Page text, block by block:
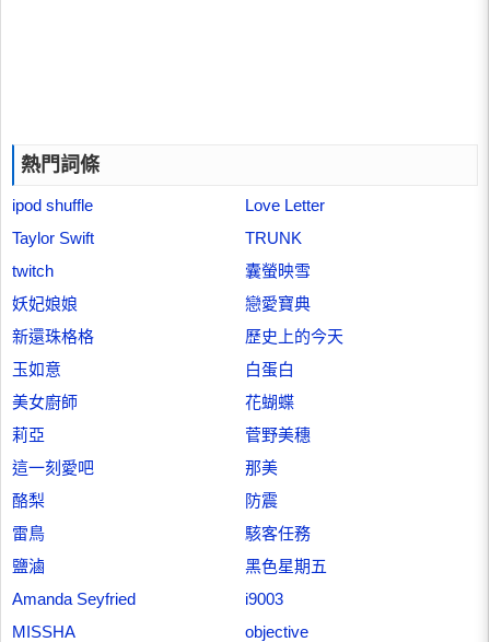
熱門詞條
ipod shuffle
Love Letter
Taylor Swift
TRUNK
twitch
囊螢映雪
妖妃娘娘
戀愛寶典
新還珠格格
歷史上的今天
玉如意
白蛋白
美女廚師
花蝴蝶
莉亞
菅野美穗
這一刻愛吧
那美
酪梨
防震
雷鳥
駭客任務
鹽滷
黑色星期五
Amanda Seyfried
i9003
MISSHA
objective